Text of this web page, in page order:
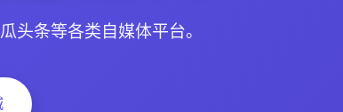
头条等各类自媒体平台。